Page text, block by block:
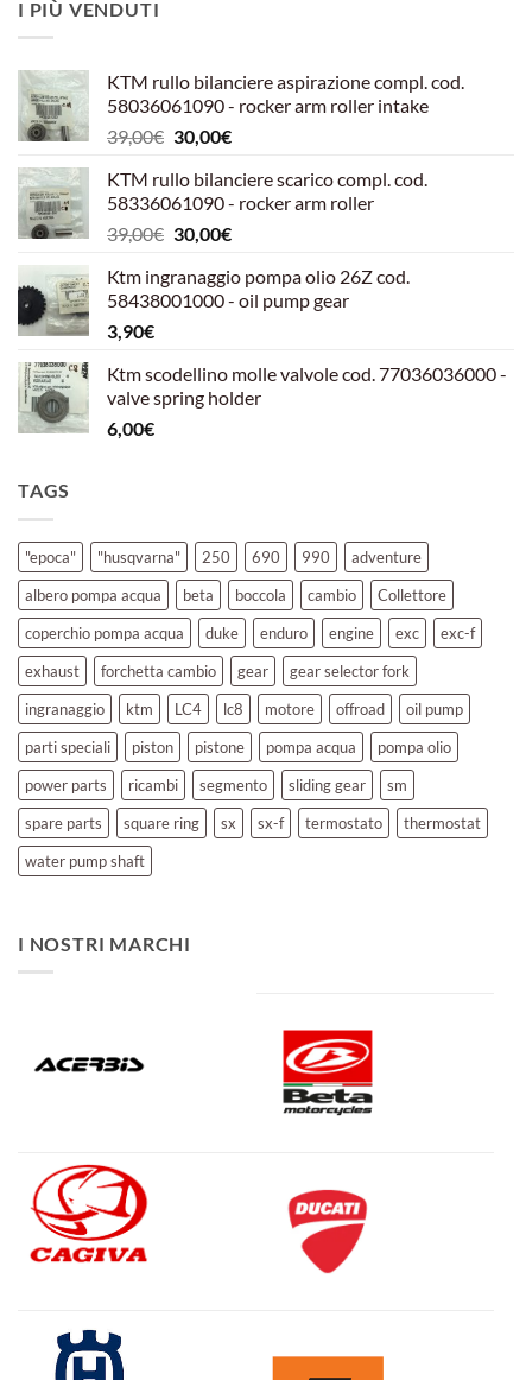
I PIÙ VENDUTI
KTM rullo bilanciere aspirazione compl. cod.
58036061090 - rocker arm roller intake
39,00€ Il
originale
era:
39,00€.
30,00€Il
attuale
è:
30,00€.
KTM rullo bilanciere scarico compl. cod.
58336061090 - rocker arm roller
39,00€ Il
originale
era:
30,00€Il
attuale
è:
Ktm ingranaggio pompa olio 26Z cod.
58438001000 - oil pump gear
3,90€
Ktm scodellino molle valvole cod. 77036036000 -
valve spring holder
6,00€
TAGS
"epoca" "husqvarna" 250 690 990
adventure
albero pompa acqua
beta boccola cambio
Collettore
coperchio pompa acqua
duke enduro engine exc
exc-f
exhaust
forchetta cambio gear
gear selector fork
ingranaggio
ktm LC4 lc8 motore offroad
oil pump
parti speciali
piston pistone pompa acqua
pompa olio
power parts
ricambi segmento sliding gear
sm
spare parts
square ring sx sx-f termostato
thermostat
water pump shaft
I NOSTRI MARCHI